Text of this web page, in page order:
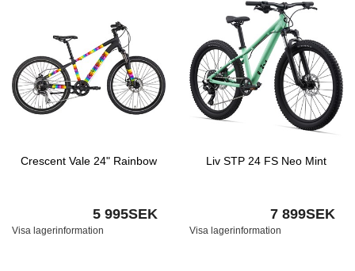
Crescent Vale 24" Rainbow
5 995SEK
Visa lagerinformation
Liv STP 24 FS Neo Mint
7 899SEK
Visa lagerinformation